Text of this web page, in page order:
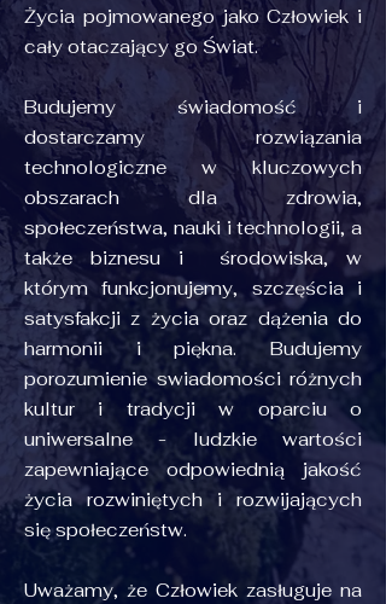
Życia pojmowanego jako Człowiek i
cały otaczający go Świat.
Budujemy świadomość i
dostarczamy rozwiązania
technologiczne w kluczowych
obszarach dla zdrowia,
społeczeństwa, nauki i technologii, a
także biznesu i środowiska, w
którym funkcjonujemy, szczęścia i
satysfakcji z życia oraz dążenia do
harmonii i piękna. Budujemy
porozumienie swiadomości różnych
kultur i tradycji w oparciu o
uniwersalne - ludzkie wartości
zapewniające odpowiednią jakość
życia rozwiniętych i rozwijających
się społeczeństw.
Uważamy, że Człowiek zasługuje na